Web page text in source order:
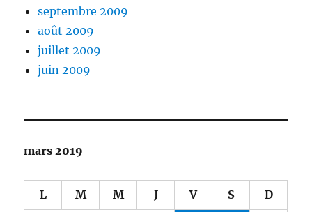
septembre 2009
août 2009
juillet 2009
juin 2009
mars 2019
L M M J V S D